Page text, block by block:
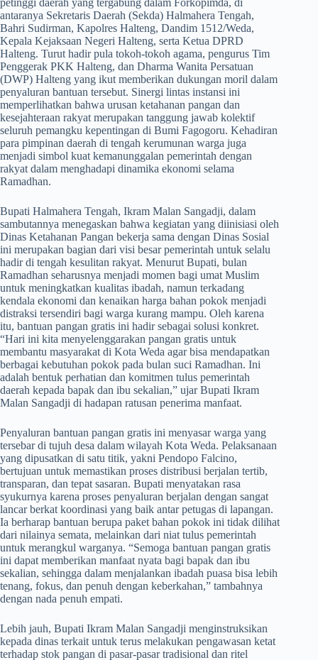
petinggi daerah yang tergabung dalam Forkopimda, di
antaranya Sekretaris Daerah (Sekda) Halmahera Tengah,
Bahri Sudirman, Kapolres Halteng, Dandim 1512/Weda,
Kepala Kejaksaan Negeri Halteng, serta Ketua DPRD
Halteng. Turut hadir pula tokoh-tokoh agama, pengurus Tim
Penggerak PKK Halteng, dan Dharma Wanita Persatuan
(DWP) Halteng yang ikut memberikan dukungan moril dalam
penyaluran bantuan tersebut. Sinergi lintas instansi ini
memperlihatkan bahwa urusan ketahanan pangan dan
kesejahteraan rakyat merupakan tanggung jawab kolektif
seluruh pemangku kepentingan di Bumi Fagogoru. Kehadiran
para pimpinan daerah di tengah kerumunan warga juga
menjadi simbol kuat kemanunggalan pemerintah dengan
rakyat dalam menghadapi dinamika ekonomi selama
Ramadhan.
​Bupati Halmahera Tengah, Ikram Malan Sangadji, dalam
sambutannya menegaskan bahwa kegiatan yang diinisiasi oleh
Dinas Ketahanan Pangan bekerja sama dengan Dinas Sosial
ini merupakan bagian dari visi besar pemerintah untuk selalu
hadir di tengah kesulitan rakyat. Menurut Bupati, bulan
Ramadhan seharusnya menjadi momen bagi umat Muslim
untuk meningkatkan kualitas ibadah, namun terkadang
kendala ekonomi dan kenaikan harga bahan pokok menjadi
distraksi tersendiri bagi warga kurang mampu. Oleh karena
itu, bantuan pangan gratis ini hadir sebagai solusi konkret.
“Hari ini kita menyelenggarakan pangan gratis untuk
membantu masyarakat di Kota Weda agar bisa mendapatkan
berbagai kebutuhan pokok pada bulan suci Ramadhan. Ini
adalah bentuk perhatian dan komitmen tulus pemerintah
daerah kepada bapak dan ibu sekalian,” ujar Bupati Ikram
Malan Sangadji di hadapan ratusan penerima manfaat.
​Penyaluran bantuan pangan gratis ini menyasar warga yang
tersebar di tujuh desa dalam wilayah Kota Weda. Pelaksanaan
yang dipusatkan di satu titik, yakni Pendopo Falcino,
bertujuan untuk memastikan proses distribusi berjalan tertib,
transparan, dan tepat sasaran. Bupati menyatakan rasa
syukurnya karena proses penyaluran berjalan dengan sangat
lancar berkat koordinasi yang baik antar petugas di lapangan.
Ia berharap bantuan berupa paket bahan pokok ini tidak dilihat
dari nilainya semata, melainkan dari niat tulus pemerintah
untuk merangkul warganya. “Semoga bantuan pangan gratis
ini dapat memberikan manfaat nyata bagi bapak dan ibu
sekalian, sehingga dalam menjalankan ibadah puasa bisa lebih
tenang, fokus, dan penuh dengan keberkahan,” tambahnya
dengan nada penuh empati.
​Lebih jauh, Bupati Ikram Malan Sangadji menginstruksikan
kepada dinas terkait untuk terus melakukan pengawasan ketat
terhadap stok pangan di pasar-pasar tradisional dan ritel